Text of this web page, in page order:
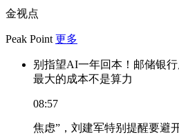
金视点
Peak Point 更多
别指望AI一年回本！邮储银
最大的成本不是算力
08:57
焦虑”，刘建军特别提醒要避